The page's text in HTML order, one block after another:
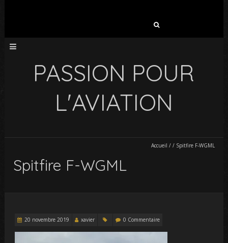
PASSION POUR
L'AVIATION
Accueil / / Spitfire F-WGML
Spitfire F-WGML
20 novembre 2019 xavier 0 Commentaire